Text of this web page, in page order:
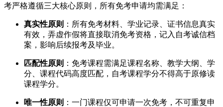
考严格遵循三大核心原则，所有免考申请均需满足：
真实性原则 ：所有免考材料、学业记录、证书信息真实
有效，弄虚作假将直接取消免考资格，记入自考诚信档
案，影响后续报考及毕业。
匹配性原则 ：免考课程需满足课程名称、教学大纲、学
分、课程代码高度匹配，自考课程学分不得高于原修读
课程学分。
唯一性原则 ：一门课程仅可申请一次免考，不可重复申